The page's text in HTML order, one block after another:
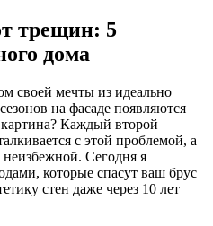
трещин: 5
дома
своей мечты из идеально
на фасаде появляются
Каждый второй
с этой проблемой, а
Сегодня я
которые спасут ваш брус
стен даже через 10 лет